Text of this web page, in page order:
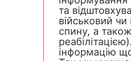
та
військовий
спину, а
інформацію